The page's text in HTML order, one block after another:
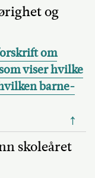
og
om
viser hvilke
barne-
↑
skoleåret